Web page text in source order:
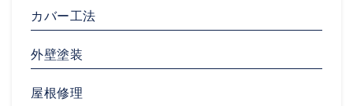
カバー工法
外壁塗装
屋根修理